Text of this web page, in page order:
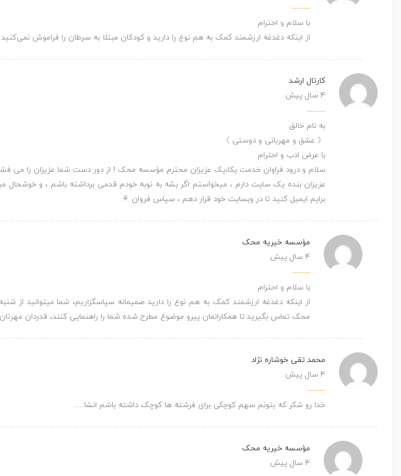
با سلام و احترام
از اینکه دغدغه ارزشمند کمک به هم نوع را دارید و کودکان مبتلا به سرطان را فراموش
کارتال ارشد
4 سال پیش
به نام خالق
《 عشق و مهربانی و دوستی 》
با عرض ادب و احترام
سلام و درود فراوان خدمت یکا،یک عزیزان محترم مؤسسه محک ! از دور دست شما عزیزان را می
عزیزان بنده یک سایت دارم ، میخواستم اگر بشه به نوبه خودم قدمی برداشته باشم ، و
برایم ایمیل کنید تا در وبسایت خود قرار دهم ، سپاس فروان ⚘
مؤسسه خیریه محک
4 سال پیش
با سلام و احترام
محک تماس بگیرید تا همکارانمان پیرو موضوع مطرح شده شما را راهنمایی کنند، قدردان
محمد تقی خوشاره نژاد
4 سال پیش
خدا رو شکر که بتونم سهم کوچکی برای فرشته ها کوچک داشته باشم انشا….
مؤسسه خیریه محک
4 سال پیش